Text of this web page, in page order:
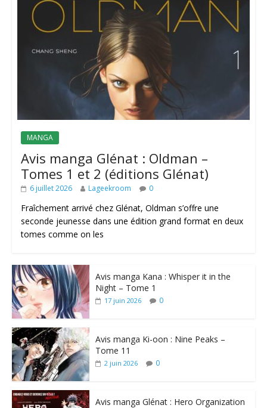
MANGA
Avis manga Glénat : Oldman –
Tomes 1 et 2 (éditions Glénat)
6 juillet 2026 Lageekroom 0
Fraîchement arrivé chez Glénat, Oldman s’offre une
seconde jeunesse dans une édition grand format en deux
tomes comme on les
Avis manga Kana : Whisper it in the
Night – Tome 1
17 juin 2026 0
Avis manga Ki-oon : Nine Peaks –
Tome 11
2 juin 2026 0
Avis manga Glénat : Hero Organization